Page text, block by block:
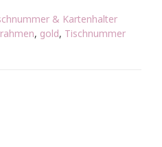
& Kartenhalter
, gold, Tischnummer